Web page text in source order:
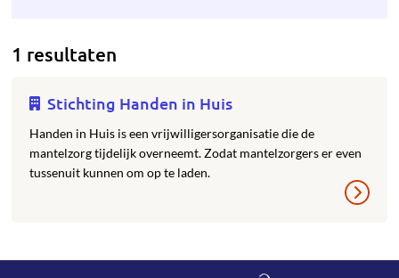
1 resultaten
Stichting Handen in Huis
Handen in Huis is een vrijwilligersorganisatie die de
mantelzorg tijdelijk overneemt. Zodat mantelzorgers er even
tussenuit kunnen om op te laden.